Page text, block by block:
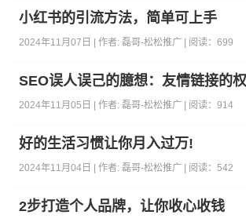
小红书的引流方法，简单可上手
2024年11月07日 | 作者:磊哥-松松推广 | 阅读：699
SEO误人误己的臆想：友情链接的
2024年11月05日 | 作者:磊哥-松松推广 | 阅读：914
好的生活习惯让你月入过万!
2024年11月04日 | 作者:磊哥-松松推广 | 阅读：542
2步打造个人品牌，让你收心收钱